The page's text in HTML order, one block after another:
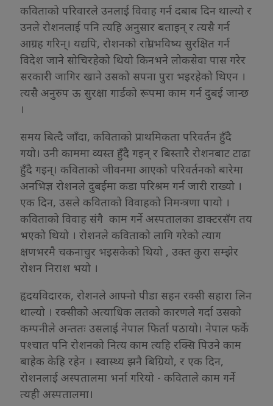
कविताको परिवारले उनलाई विवाह गर्न दबाब दिन थाल्यो र
उनले रोशनलाई पनि त्यहि अनुसार बताइन् र त्यसै गर्न
आग्रह गरिन्। यद्यपि, रोशनको राम्रो भविष्य सुरक्षित गर्न
विदेश जाने सोचिरहेको थियो किनभने लोकसेवा पास गरेर
सरकारी जागिर खाने उसको सपना पुरा भइरहेको थिएन ।
त्यसै अनुरुप ऊ सुरक्षा गार्डको रूपमा काम गर्न दुबई जान्छ
।
समय बित्दै जाँदा, कविताको प्राथमिकता परिवर्तन हुँदै
गयो। उनी काममा व्यस्त हुँदै गइन् र बिस्तारै रोशनबाट टाढा
हुँदै गइन्। कविताको जीवनमा आएको परिवर्तनको बारेमा
अनभिज्ञ रोशनले दुबईमा कडा परिश्रम गर्न जारी राख्यो ।
एक दिन, उसले कविताको विवाहको निमन्त्रणा पायो ।
कविताको विवाह संगै काम गर्ने अस्पतालका डाक्टरसँग तय
भएको थियो । रोशनले कविताको लागि गरेको त्याग
क्षणभरमै चकनाचुर भइसकेको थियो , उक्त कुरा सम्झेर
रोशन निराश भयो ।
हृदयविदारक, रोशनले आफ्नो पीडा सहन रक्सी सहारा लिन
थाल्यो । रक्सीको अत्याधिक लतको कारणले गर्दा उसको
कम्पनीले अन्ततः उसलाई नेपाल फिर्ता पठायो। नेपाल फर्के
पश्चात पनि रोशनको नित्य काम त्यहि रक्सि पिउने काम
बाहेक केहि रहेन । स्वास्थ्य झनै बिग्रियो, र एक दिन,
रोशनलाई अस्पतालमा भर्ना गरियो - कविताले काम गर्ने
त्यही अस्पतालमा।